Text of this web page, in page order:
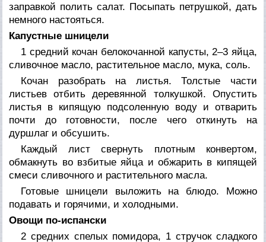
заправкой полить салат. Посыпать петрушкой, дать
немного настояться.
Капустные шницели
1 средний кочан белокочанной капусты, 2–3 яйца,
сливочное масло, растительное масло, мука, соль.
Кочан разобрать на листья. Толстые части
листьев отбить деревянной толкушкой. Опустить
листья в кипящую подсоленную воду и отварить
почти до готовности, после чего откинуть на
дуршлаг и обсушить.
Каждый лист свернуть плотным конвертом,
обмакнуть во взбитые яйца и обжарить в кипящей
смеси сливочного и растительного масла.
Готовые шницели выложить на блюдо. Можно
подавать и горячими, и холодными.
Овощи по-испански
2 средних спелых помидора, 1 стручок сладкого